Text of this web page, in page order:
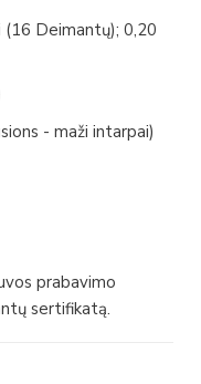
Deimantų); 0,20
- maži intarpai)
prabavimo
sertifikatą.